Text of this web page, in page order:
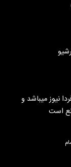
نیوز میباشد و
است